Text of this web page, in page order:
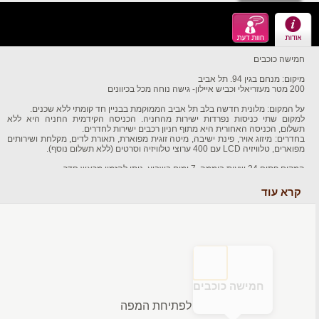
חמישה כוכבים
מיקום: מנחם בגין 94. תל אביב
200 מטר מעזריאלי וכביש איילון- גישה נוחה מכל בכיוונים
על המקום: מלונית חדשה בלב תל אביב הממוקמת בבניין חד קומתי ללא שכנים.
למקום שתי כניסות נפרדות ישירות מהחניה. הכניסה הקידמית החניה היא ללא
תשלום, הכניסה האחורית היא מתוף חניון רכבים ישירות לחדרים.
בחדרים: מיזוג אויר, פינת ישיבה, מיטה זוגית מפוארת, תאורת לדים, מקלחת ושירותים
מפוארים, טלוויזיה LCD עם 400 ערוצי טלוויזיה וסרטים (ללא תשלום נוסף).
המקום פתוח 24 שעות ביממה, 7 ימים בשבוע. ניתן להזמין מראש חדר.
אירוח לשעתיים החל מ-120 ש"ח
אירוח לשלוש שעות החל מ-150 ש"ח
קרא עוד
לפתיחת המפה
חמישה כוכבים